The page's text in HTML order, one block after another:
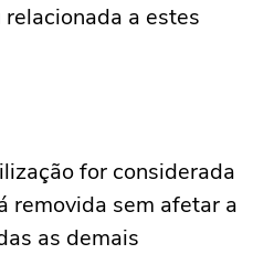
a estes
for considerada
removida sem afetar a
as demais